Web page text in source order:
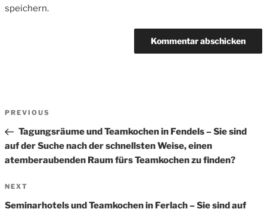
speichern.
Beitrags-
Previous
Post
PREVIOUS
Tagungsräume und Teamkochen in Fendels – Sie sind
auf der Suche nach der schnellsten Weise, einen
atemberaubenden Raum fürs Teamkochen zu finden?
Next
Post
NEXT
Seminarhotels und Teamkochen in Ferlach – Sie sind auf